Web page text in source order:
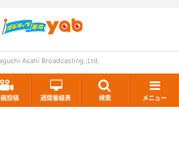
投稿
週間番組表 検索 メニュー
Asahi Broadcasting.,Ltd.